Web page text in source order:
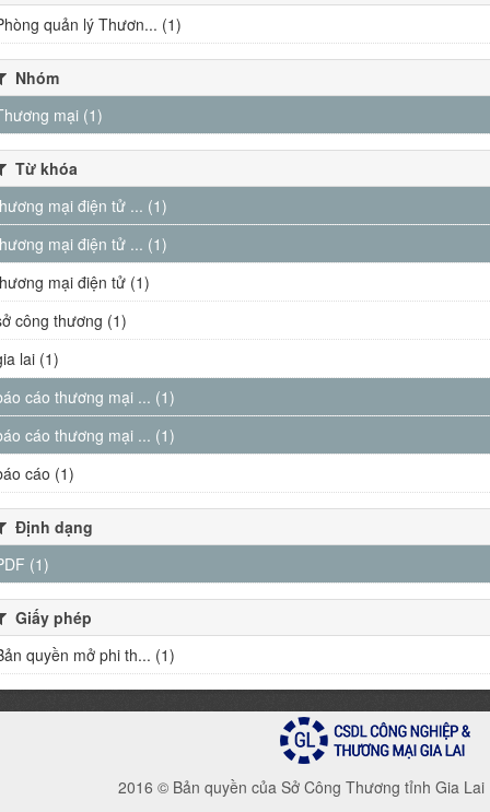
quản lý Thươn... (1)
Nhóm
mại (1)
Từ khóa
mại điện tử ... (1)
mại điện tử ... (1)
mại điện tử (1)
công thương (1)
lai (1)
cáo thương mại ... (1)
cáo thương mại ... (1)
cáo (1)
Định dạng
(1)
Giấy phép
quyền mở phi th... (1)
2016 © Bản quyền của Sở Công Thương tỉnh Gia Lai